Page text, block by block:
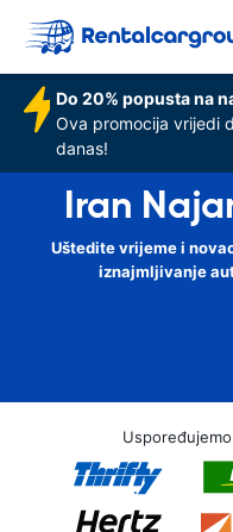
Do 20% popusta na
Ova promocija vrijedi
danas!
Iran
Uštedite vrijeme i
iznajmljivanje